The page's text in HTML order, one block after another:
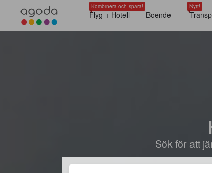
Kombinera och spara!
Flyg + Hotell Boende
Nytt!
Sök för att